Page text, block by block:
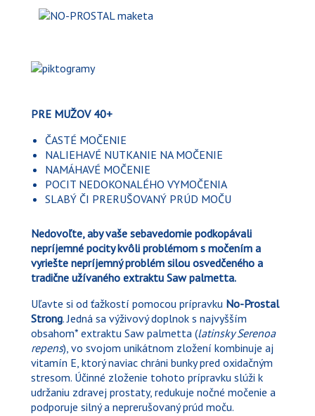
PRE MUŽOV 40+
ČASTÉ MOČENIE
NALIEHAVÉ NUTKANIE NA MOČENIE
NAMÁHAVÉ MOČENIE
POCIT NEDOKONALÉHO VYMOČENIA
SLABÝ ČI PRERUŠOVANÝ PRÚD MOČU
Nedovoľte, aby vaše sebavedomie podkopávali
nepríjemné pocity kvôli problémom s močením a
vyriešte nepríjemný problém silou osvedčeného a
tradične užívaného extraktu Saw palmetta.
Uľavte si od ťažkostí pomocou prípravku No-Prostal
Strong. Jedná sa výživový doplnok s najvyšším
obsahom* extraktu Saw palmetta (latinsky Serenoa
repens), vo svojom unikátnom zložení kombinuje aj
vitamín E, ktorý naviac chráni bunky pred oxidačným
stresom. Účinné zloženie tohoto prípravku slúži k
udržaniu zdravej prostaty, redukuje nočné močenie a
podporuje silný a neprerušovaný prúd moču.